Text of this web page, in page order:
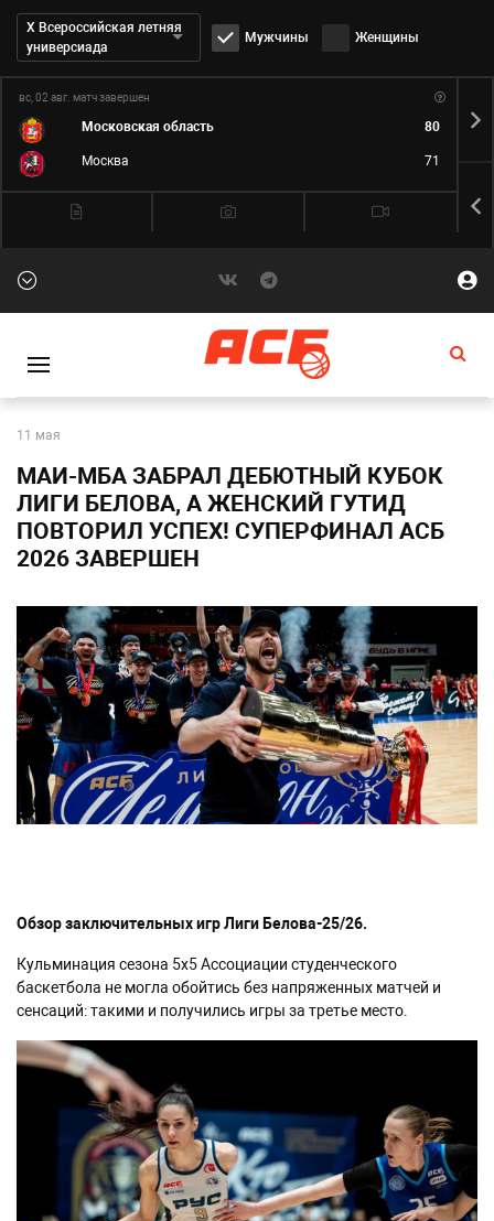
Дивизион:
Х Всероссийская летняя
универсиада
Мужчины Женщины
вс, 02 авг. матч завершен
Московская область 80
Москва 71
11 мая
МАИ-МБА ЗАБРАЛ ДЕБЮТНЫЙ КУБОК
ЛИГИ БЕЛОВА, А ЖЕНСКИЙ ГУТИД
ПОВТОРИЛ УСПЕХ! СУПЕРФИНАЛ АСБ
2026 ЗАВЕРШЕН
Обзор заключительных игр Лиги Белова-25/26.
Кульминация сезона 5х5 Ассоциации студенческого
баскетбола не могла обойтись без напряженных матчей и
сенсаций: такими и получились игры за третье место.